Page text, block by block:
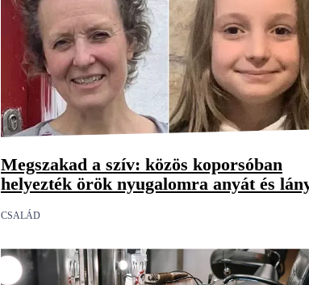
Megszakad a szív: közös koporsóban
helyezték örök nyugalomra anyát és
CSALÁD